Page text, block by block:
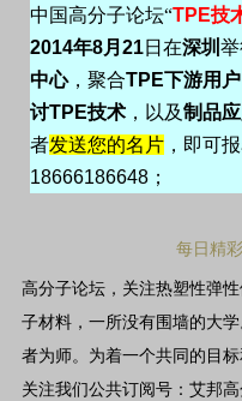
中国高分子论坛“TPE技
2014年8月 21日在深圳
中心，聚合TPE下游用户
讨TPE技术 ，以及制品应
者发送您的名片 ，即可
18666186648 ；
每日精
高分子论坛，关注热塑性弹性
子材料，一所没有围墙的大
者为师。为着一个共同的目
关注我们公共订阅号：艾邦高